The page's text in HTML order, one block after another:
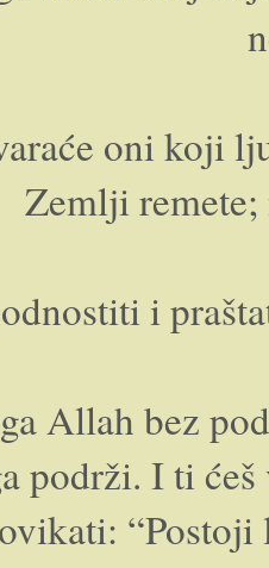
o­ni koji
Zemlji
i
Allah bez
podrži. I ti